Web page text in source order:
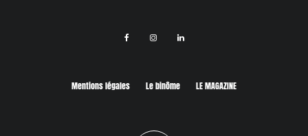
Mentions légales Le binôme LE MAGAZINE